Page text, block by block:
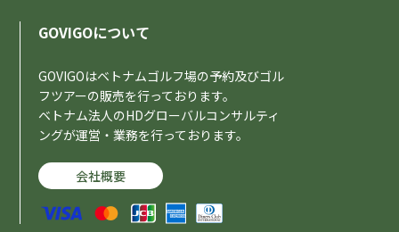
GOVIGOについて
GOVIGOはベトナムゴルフ場の予約及びゴル
フツアーの販売を行っております。
ベトナム法人のHDグローバルコンサルティ
ングが運営・業務を行っております。
会社概要